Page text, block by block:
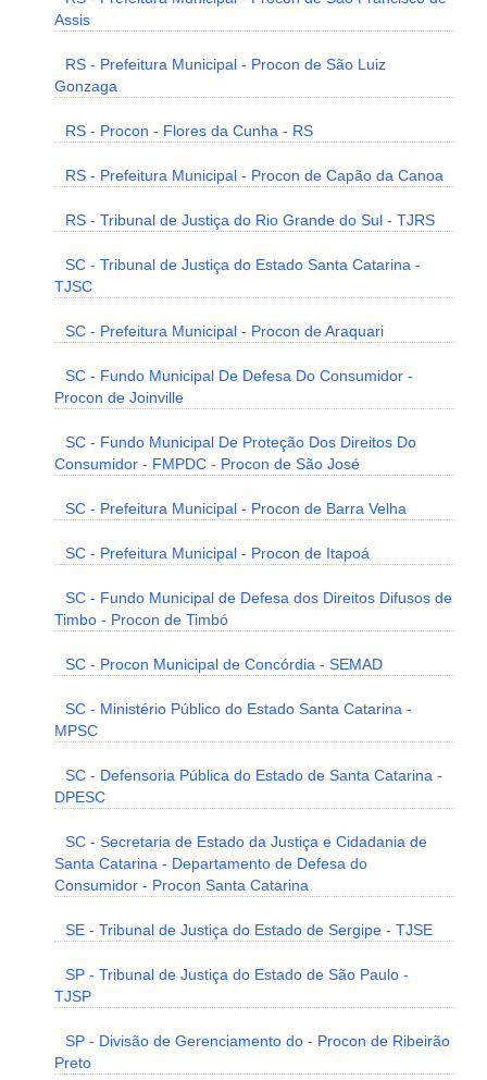
Assis
RS - Prefeitura Municipal - Procon de São Luiz
Gonzaga
RS - Procon - Flores da Cunha - RS
RS - Prefeitura Municipal - Procon de Capão da Canoa
RS - Tribunal de Justiça do Rio Grande do Sul - TJRS
SC - Tribunal de Justiça do Estado Santa Catarina -
TJSC
SC - Prefeitura Municipal - Procon de Araquari
SC - Fundo Municipal De Defesa Do Consumidor -
Procon de Joinville
SC - Fundo Municipal De Proteção Dos Direitos Do
Consumidor - FMPDC - Procon de São José
SC - Prefeitura Municipal - Procon de Barra Velha
SC - Prefeitura Municipal - Procon de Itapoá
SC - Fundo Municipal de Defesa dos Direitos Difusos de
Timbo - Procon de Timbó
SC - Procon Municipal de Concórdia - SEMAD
SC - Ministério Público do Estado Santa Catarina -
MPSC
SC - Defensoria Pública do Estado de Santa Catarina -
DPESC
SC - Secretaria de Estado da Justiça e Cidadania de
Santa Catarina - Departamento de Defesa do
Consumidor - Procon Santa Catarina
SE - Tribunal de Justiça do Estado de Sergipe - TJSE
SP - Tribunal de Justiça do Estado de São Paulo -
TJSP
SP - Divisão de Gerenciamento do - Procon de Ribeirão
Preto